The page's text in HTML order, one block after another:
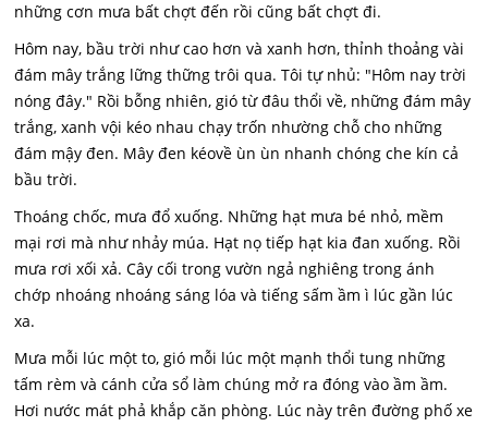
những cơn mưa bất chợt đến rồi cũng bất chợt đi.
Hôm nay, bầu trời như cao hơn và xanh hơn, thỉnh thoảng vài
đám mây trắng lững thững trôi qua. Tôi tự nhủ: "Hôm nay trời
nóng đây." Rồi bỗng nhiên, gió từ đâu thổi về, những đám mây
trắng, xanh vội kéo nhau chạy trốn nhường chỗ cho những
đám mậy đen. Mây đen kéovề ùn ùn nhanh chóng che kín cả
bầu trời.
Thoáng chốc, mưa đổ xuống. Những hạt mưa bé nhỏ, mềm
mại rơi mà như nhảy múa. Hạt nọ tiếp hạt kia đan xuống. Rồi
mưa rơi xối xả. Cây cối trong vườn ngả nghiêng trong ánh
chớp nhoáng nhoáng sáng lóa và tiếng sấm ầm ì lúc gần lúc
xa.
Mưa mỗi lúc một to, gió mỗi lúc một mạnh thổi tung những
tấm rèm và cánh cửa sổ làm chúng mở ra đóng vào ầm ầm.
Hơi nước mát phả khắp căn phòng. Lúc này trên đường phố xe